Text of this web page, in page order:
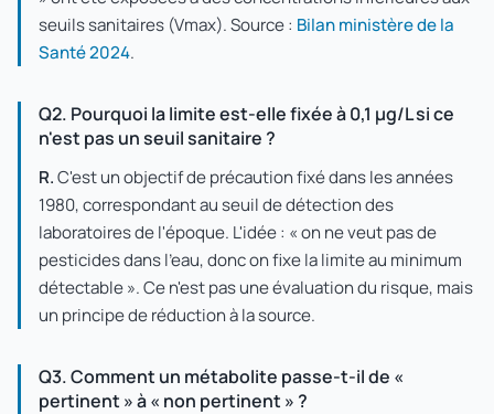
seuils sanitaires (Vmax). Source : Bilan ministère de la
Santé 2024.
Q2. Pourquoi la limite est-elle fixée à 0,1 µg/L si ce
n'est pas un seuil sanitaire ?
R.C'est un objectif de précaution fixé dans les années
1980, correspondant au seuil de détection des
laboratoires de l'époque. L'idée : « on ne veut pas de
pesticides dans l'eau, donc on fixe la limite au minimum
détectable ». Ce n'est pas une évaluation du risque, mais
un principe de réduction à la source.
Q3. Comment un métabolite passe-t-il de «
pertinent » à « non pertinent » ?